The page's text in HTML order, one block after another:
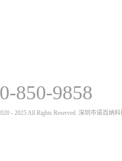
850-9858
- 2025 All Rights Reserved. 深圳市诺百纳